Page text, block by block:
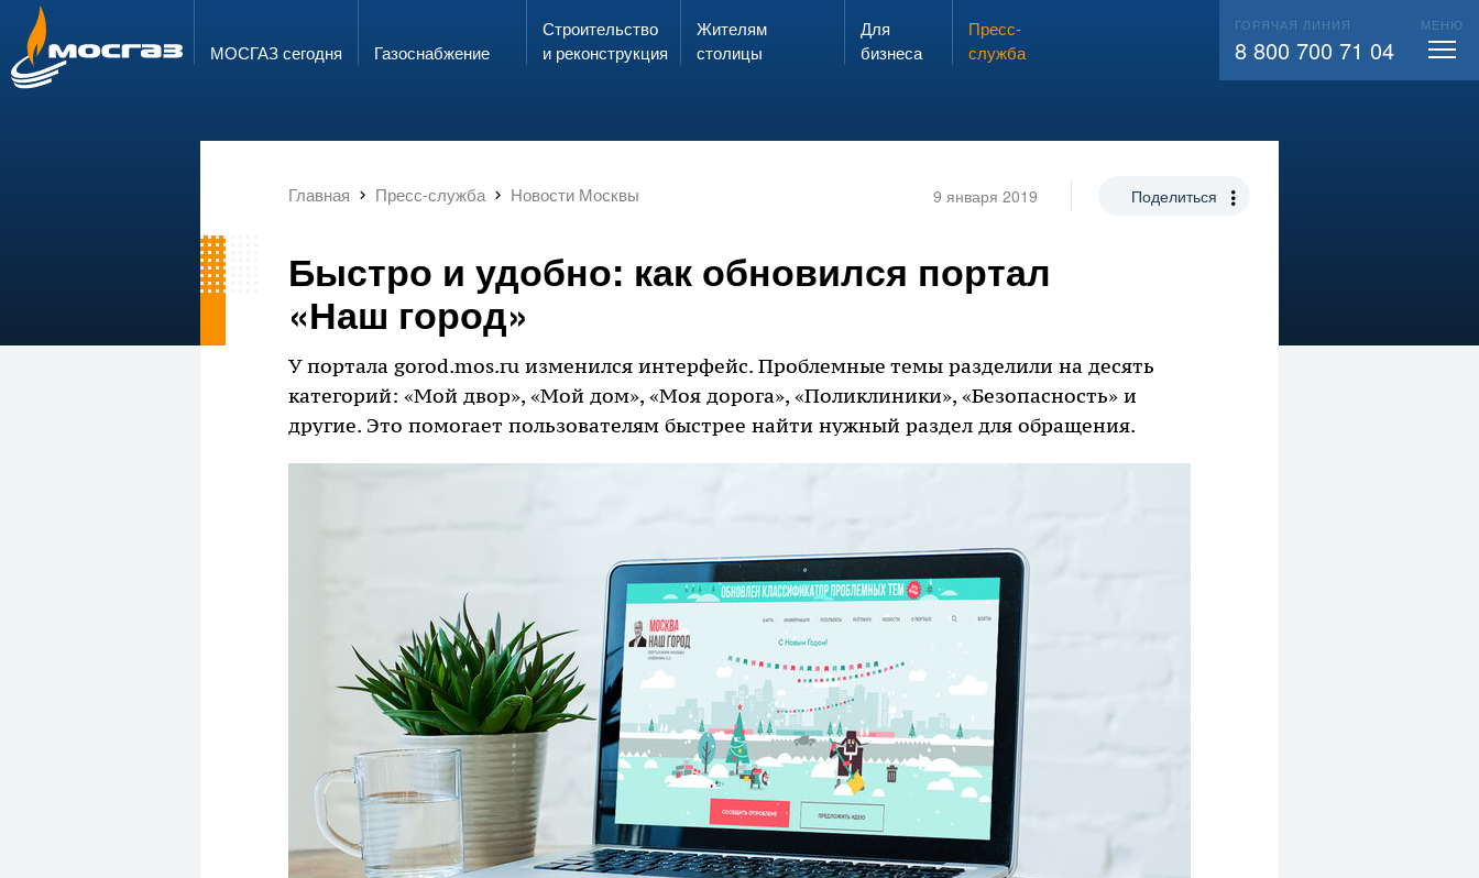
Запах газа?
ЗВОНИ 104 ВЫЗВАТЬ СЛЕСАРЯ
ГОРЯЧАЯ ЛИНИЯ
8 800 700 71 04 info@mos-gaz.ru
МОСГАЗ сегодня Газо­снабжение
Строительство
и реконструкция
Жителям
столицы
Для
бизнеса
Пресс-
служба
ГОРЯЧАЯ ЛИНИЯ
8 800 700 71 04
МЕНЮ
Главная Пресс-служба Новости Москвы 9 января 2019 Поделиться
Быстро и удобно: как обновился портал
«Наш город»
У портала gorod.mos.ru изменился интерфейс. Проблемные темы разделили на десять
категорий: «Мой двор», «Мой дом», «Моя дорога», «Поликлиники», «Безопасность» и
другие. Это помогает пользователям быстрее найти нужный раздел для обращения.